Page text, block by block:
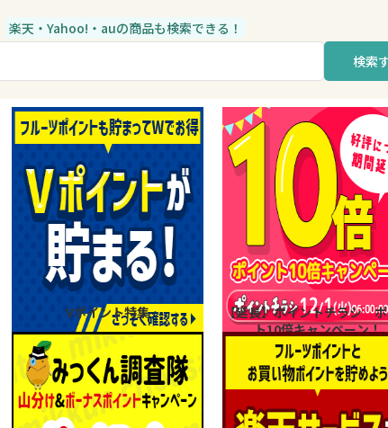
楽天・Yahoo!・auの商品も検索できる！
検索
Vポイント特集
【延長】ポイントチラシ
ト10倍キャンペーン！